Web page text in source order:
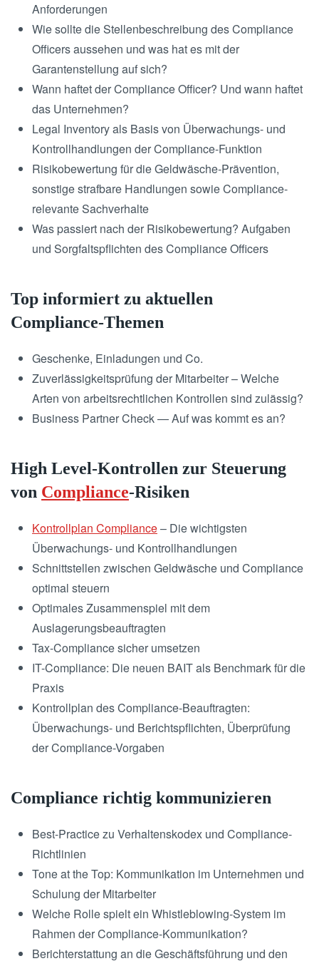
Anforderungen
Wie sollte die Stellenbeschreibung des Compliance
Officers aussehen und was hat es mit der
Garantenstellung auf sich?
Wann haftet der Compliance Officer? Und wann haftet
das Unternehmen?
Legal Inventory als Basis von Überwachungs- und
Kontrollhandlungen der Compliance-Funktion
Risikobewertung für die Geldwäsche-Prävention,
sonstige strafbare Handlungen sowie Compliance-
relevante Sachverhalte
Was passiert nach der Risikobewertung? Aufgaben
und Sorgfaltspflichten des Compliance Officers
Top informiert zu aktuellen
Compliance-Themen
Geschenke, Einladungen und Co.
Zuverlässigkeitsprüfung der Mitarbeiter – Welche
Arten von arbeitsrechtlichen Kontrollen sind zulässig?
Business Partner Check — Auf was kommt es an?
High Level-Kontrollen zur Steuerung
von Compliance-Risiken
Kontrollplan Compliance– Die wichtigsten
Überwachungs- und Kontrollhandlungen
Schnittstellen zwischen Geldwäsche und Compliance
optimal steuern
Optimales Zusammenspiel mit dem
Auslagerungsbeauftragten
Tax-Compliance sicher umsetzen
IT-Compliance: Die neuen BAIT als Benchmark für die
Praxis
Kontrollplan des Compliance-Beauftragten:
Überwachungs- und Berichtspflichten, Überprüfung
der Compliance-Vorgaben
Compliance richtig kommunizieren
Best-Practice zu Verhaltenskodex und Compliance-
Richtlinien
Tone at the Top: Kommunikation im Unternehmen und
Schulung der Mitarbeiter
Welche Rolle spielt ein Whistleblowing-System im
Rahmen der Compliance-Kommunikation?
Berichterstattung an die Geschäftsführung und den